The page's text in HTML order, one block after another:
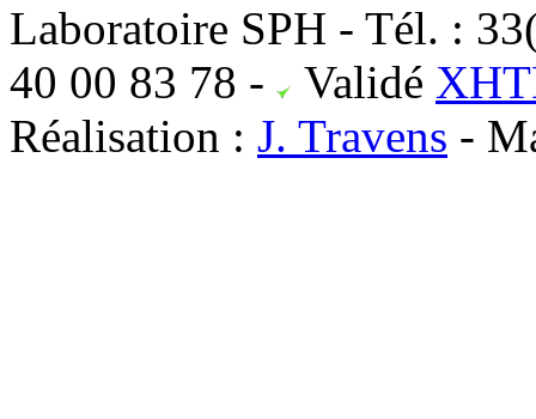
Laboratoire SPH - Tél. :
40 00 83 78 - Validé
Réalisation : J. Travens -